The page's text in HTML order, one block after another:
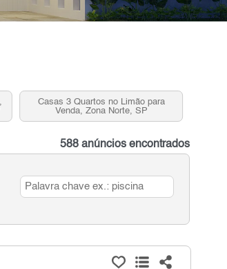
Casas 3 Quartos no Limão para
Venda, Zona Norte, SP
588 anúncios encontrados